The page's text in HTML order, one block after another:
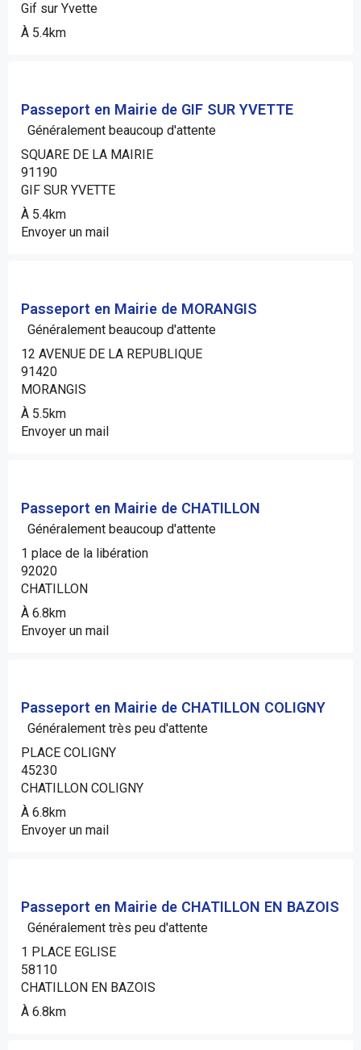
Gif sur Yvette
À 5.4km
Passeport en Mairie de GIF SUR YVETTE
Généralement beaucoup d'attente
SQUARE DE LA MAIRIE
91190
GIF SUR YVETTE
À 5.4km
Envoyer un mail
Passeport en Mairie de MORANGIS
Généralement beaucoup d'attente
12 AVENUE DE LA REPUBLIQUE
91420
MORANGIS
À 5.5km
Envoyer un mail
Passeport en Mairie de CHATILLON
Généralement beaucoup d'attente
1 place de la libération
92020
CHATILLON
À 6.8km
Envoyer un mail
Passeport en Mairie de CHATILLON COLIGNY
Généralement très peu d'attente
PLACE COLIGNY
45230
CHATILLON COLIGNY
À 6.8km
Envoyer un mail
Passeport en Mairie de CHATILLON EN BAZOIS
Généralement très peu d'attente
1 PLACE EGLISE
58110
CHATILLON EN BAZOIS
À 6.8km